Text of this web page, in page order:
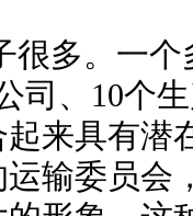
很多。一
司、10个
来具有潜
输委员会